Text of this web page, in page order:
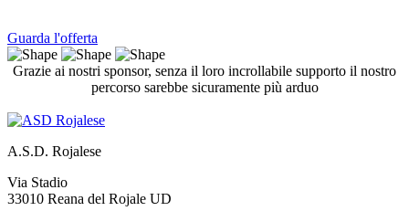
Guarda l'offerta
Grazie ai nostri sponsor, senza il loro incrollabile supporto il nostro
percorso sarebbe sicuramente più arduo
A.S.D. Rojalese
Via Stadio
33010 Reana del Rojale UD